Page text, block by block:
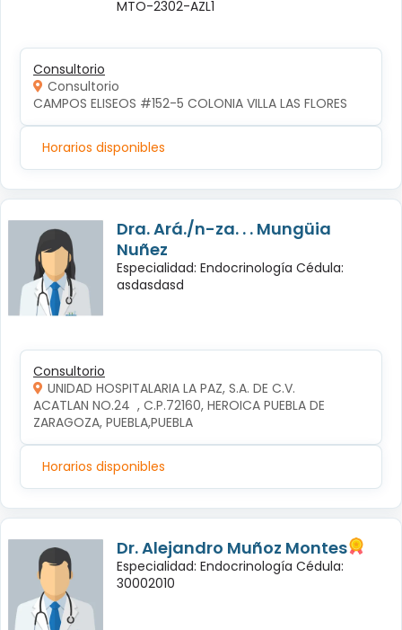
MTO-2302-AZL1
Consultorio
Consultorio
CAMPOS ELISEOS #152-5 COLONIA VILLA LAS FLORES
Horarios disponibles
Dra. Ará./n-za. . . Mungüia
Nuñez
Especialidad: Endocrinología Cédula:
asdasdasd
Consultorio
UNIDAD HOSPITALARIA LA PAZ, S.A. DE C.V.
ACATLAN NO.24  , C.P.72160, HEROICA PUEBLA DE
ZARAGOZA, PUEBLA,PUEBLA
Horarios disponibles
Dr. Alejandro Muñoz Montes
Especialidad: Endocrinología Cédula:
30002010